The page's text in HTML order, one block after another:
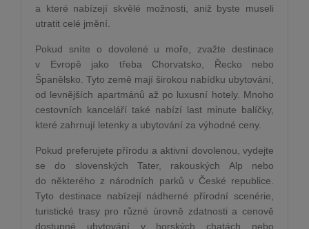
a které nabízejí skvělé možnosti, aniž byste museli
utratit celé jmění.
Pokud sníte o dovolené u moře, zvažte destinace
v Evropě jako třeba Chorvatsko, Řecko nebo
Španělsko. Tyto země mají širokou nabídku ubytování,
od levnějších apartmánů až po luxusní hotely. Mnoho
cestovních kanceláří také nabízí last minute balíčky,
které zahrnují letenky a ubytování za výhodné ceny.
Pokud preferujete přírodu a aktivní dovolenou, vydejte
se do slovenských Tater, rakouských Alp nebo
do některého z národních parků v České republice.
Tyto destinace nabízejí nádherné přírodní scenérie,
turistické trasy pro různé úrovně zdatnosti a cenově
dostupné ubytování v horských chatách nebo